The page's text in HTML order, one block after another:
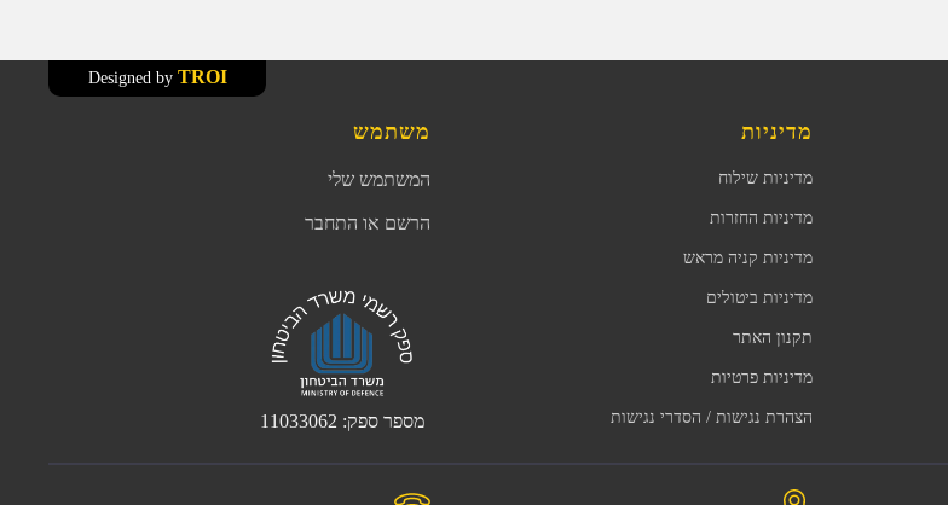
TROI
Designed by
מדיניות
מדיניות שילוח
מדיניות החזרות
מדיניות קניה מראש
מדיניות ביטולים
תקנון האתר
מדיניות פרטיות
הצהרת נגישות / הסדרי נגישות
משתמש
המשתמש שלי
הרשם או התחבר
מספר ספק: 11033062